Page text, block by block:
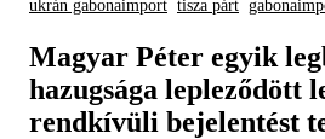
ukrán gabonaimport tisza párt
Magyar Péter egyik
hazugsága lepleződött
rendkívüli bejelentést